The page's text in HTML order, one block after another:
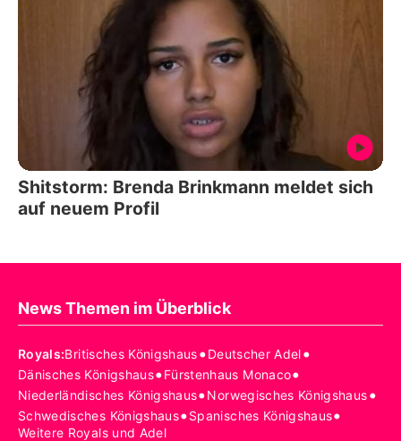
Shitstorm: Brenda Brinkmann meldet sich
auf neuem Profil
News Themen im Überblick
Royals:Britisches Königshaus•Deutscher Adel•
Dänisches Königshaus•Fürstenhaus Monaco•
Niederländisches Königshaus•Norwegisches Königshaus•
Schwedisches Königshaus•Spanisches Königshaus•
Weitere Royals und Adel